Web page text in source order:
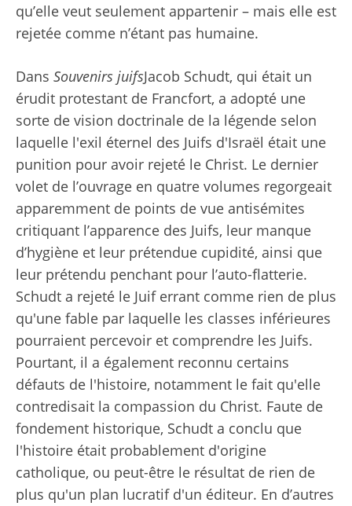
qu’elle veut seulement appartenir – mais elle est
rejetée comme n’étant pas humaine.
Dans Souvenirs juifsJacob Schudt, qui était un
érudit protestant de Francfort, a adopté une
sorte de vision doctrinale de la légende selon
laquelle l'exil éternel des Juifs d'Israël était une
punition pour avoir rejeté le Christ. Le dernier
volet de l’ouvrage en quatre volumes regorgeait
apparemment de points de vue antisémites
critiquant l’apparence des Juifs, leur manque
d’hygiène et leur prétendue cupidité, ainsi que
leur prétendu penchant pour l’auto-flatterie.
Schudt a rejeté le Juif errant comme rien de plus
qu'une fable par laquelle les classes inférieures
pourraient percevoir et comprendre les Juifs.
Pourtant, il a également reconnu certains
défauts de l'histoire, notamment le fait qu'elle
contredisait la compassion du Christ. Faute de
fondement historique, Schudt a conclu que
l'histoire était probablement d'origine
catholique, ou peut-être le résultat de rien de
plus qu'un plan lucratif d'un éditeur. En d’autres